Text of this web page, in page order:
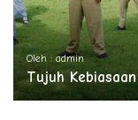
Oleh : admin
Tujuh